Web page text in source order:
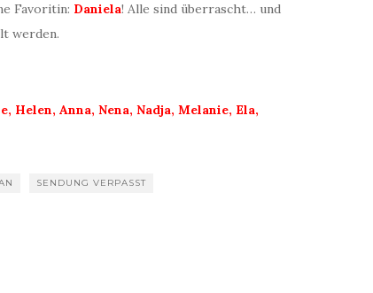
Favoritin: Daniela! Alle sind überrascht… und
werden.
Helen, Anna, Nena, Nadja, Melanie, Ela,
SENDUNG VERPASST